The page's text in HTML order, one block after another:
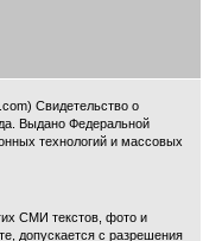
Свидетельство о
Выдано Федеральной
технологий и массовых
СМИ текстов, фото и
допускается с разрешения